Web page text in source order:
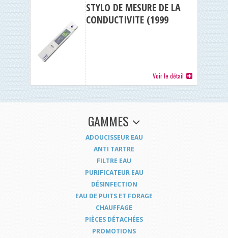
STYLO DE MESURE DE LA
CONDUCTIVITE (1999
Voir le détail
GAMMES
ADOUCISSEUR EAU
ANTI TARTRE
FILTRE EAU
PURIFICATEUR EAU
DÉSINFECTION
EAU DE PUITS ET FORAGE
CHAUFFAGE
PIÈCES DÉTACHÉES
PROMOTIONS